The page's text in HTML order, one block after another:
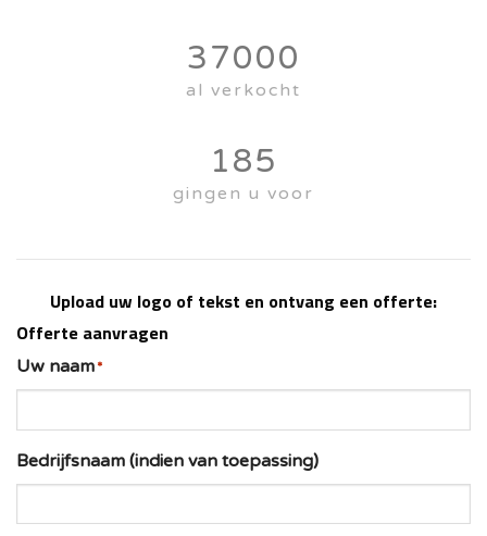
37000
al verkocht
185
gingen u voor
Upload uw logo of tekst en ontvang een offerte:
Offerte aanvragen
Uw naam
Bedrijfsnaam (indien van toepassing)